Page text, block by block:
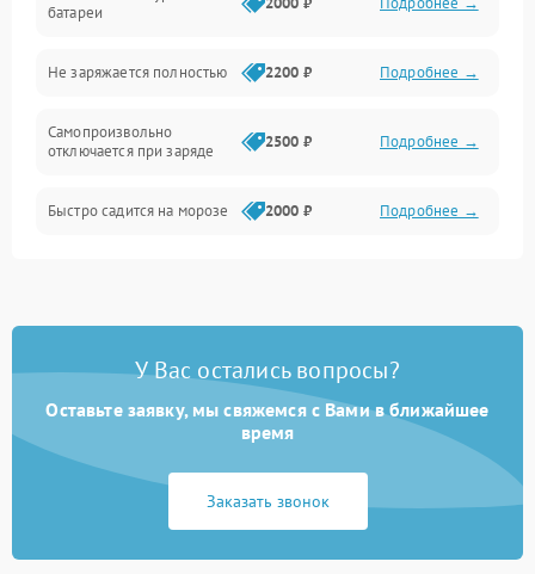
батареи
Не заряжается полностью 2200 ₽ Подробнее →
Самопроизвольно
отключается при заряде
2500 ₽ Подробнее →
Быстро садится на морозе 2000 ₽ Подробнее →
У Вас остались вопросы?
Оставьте заявку, мы свяжемся с Вами в ближайшее
время
Заказать звонок